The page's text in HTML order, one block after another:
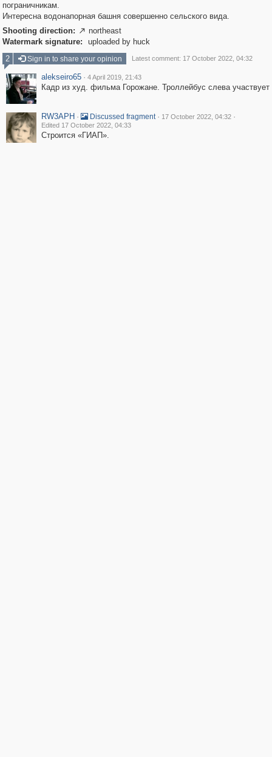
пограничникам.
Интересна водонапорная башня совершенно сельского вида.
Shooting direction:  northeast
Watermark signature:
uploaded by huck
2
Sign in to share your opinion Latest comment: 17 October 2022, 04:32
alekseiro65 · 4 April 2019, 21:43
Кадр из худ. фильма Горожане. Троллейбус слева участвует
RW3APH · Discussed fragment · 17 October 2022, 04:32 ·
Edited 17 October 2022, 04:33
Строится «ГИАП».